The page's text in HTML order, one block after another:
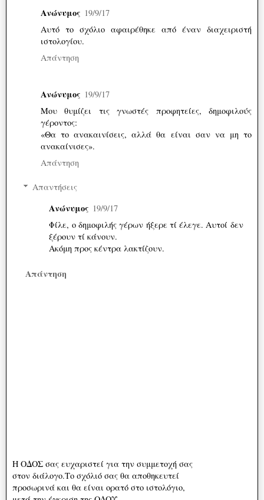
Ανώνυμος 19/9/17
Αυτό το σχόλιο αφαιρέθηκε από έναν διαχειριστή
ιστολογίου.
Απάντηση
Ανώνυμος 19/9/17
Μου θυμίζει τις γνωστές προφητείες, δημοφιλούς
γέροντος:
«Θα το ανακαινίσεις, αλλά θα είναι σαν να μη το
ανακαίνισες».
Απάντηση
Απαντήσεις
Ανώνυμος 19/9/17
Φίλε, ο δημοφιλής γέρων ήξερε τί έλεγε. Αυτοί δεν
ξέρουν τί κάνουν.
Ακόμη προς κέντρα λακτίζουν.
Απάντηση
Η ΟΔΟΣ σας ευχαριστεί για την συμμετοχή σας
στον διάλογο.Το σχόλιό σας θα αποθηκευτεί
προσωρινά και θα είναι ορατό στο ιστολόγιο,